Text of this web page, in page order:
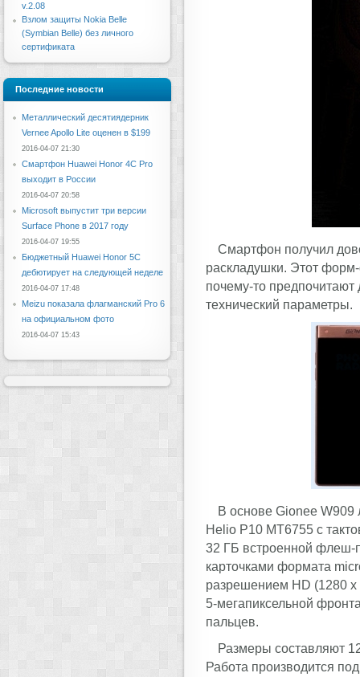
Смартфон получил
раскладушки. Этот
почему-то
технический параметры.
В основе Gionee W909
Helio P10 MT6755 с
32 ГБ встроенной флеш-
карточками формата
разрешением HD (1280 x
5-мегапиксельной
пальцев.
Размеры составляют
Работа производится
v.2.08
Взлом защиты Nokia Belle
(Symbian Belle) без личного
сертификата
Последние новости
Металлический десятиядерник
Vernee Apollo Lite оценен в $199
2016-04-07 21:30
Смартфон Huawei Honor 4C Pro
выходит в России
2016-04-07 20:58
Microsoft выпустит три версии
Surface Phone в 2017 году
2016-04-07 19:55
Бюджетный Huawei Honor 5C
дебютирует на следующей неделе
2016-04-07 17:48
Meizu показала флагманский Pro 6
на официальном фото
2016-04-07 15:43